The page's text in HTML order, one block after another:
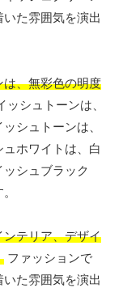
た雰囲気を演出
、無彩色の明度
シュトーンは、
シュトーンは、
ホワイトは、白
シュブラック
テリア、デザイ
ファッションで
た雰囲気を演出